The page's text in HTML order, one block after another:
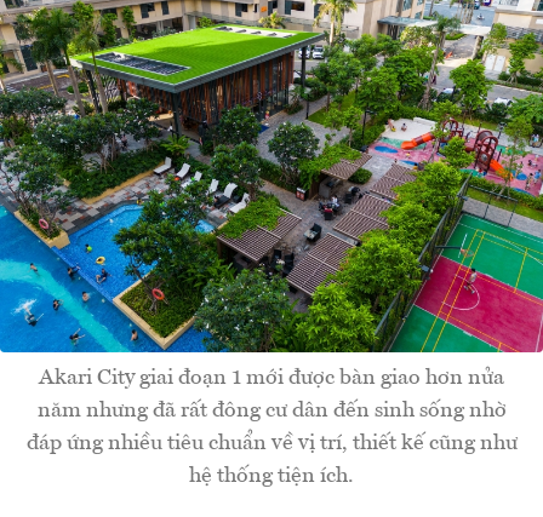
Akari City giai đoạn 1 mới được bàn giao hơn nửa
năm nhưng đã rất đông cư dân đến sinh sống nhờ
đáp ứng nhiều tiêu chuẩn về vị trí, thiết kế cũng như
hệ thống tiện ích.